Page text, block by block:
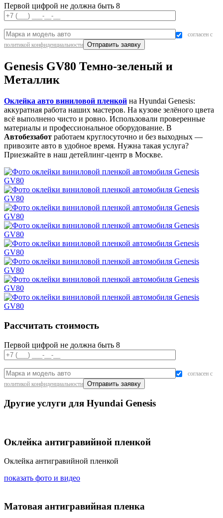
Первой цифрой не должна быть 8
согласен с
политикой конфиденциальности
Genesis GV80 Темно-зеленый и
Металлик
Оклейка авто виниловой пленкой на Hyundai Genesis:
аккуратная работа наших мастеров. На кузове зелёного цвета
всё выполнено чисто и ровно. Использовали проверенные
материалы и профессиональное оборудование. В
Автобеззабот работаем круглосуточно и без выходных —
привозите авто в удобное время. Нужна такая услуга?
Приезжайте в наш детейлинг-центр в Москве.
Рассчитать стоимость
Первой цифрой не должна быть 8
согласен с
политикой конфиденциальности
Другие услуги для Hyundai Genesis
Оклейка антигравийной пленкой
Оклейка антигравийной пленкой
показать фото и видео
Матовая антигравийная пленка